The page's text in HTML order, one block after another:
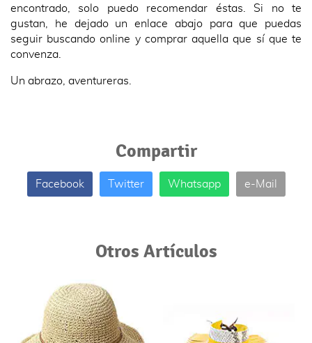
encontrado, solo puedo recomendar éstas. Si no te
gustan, he dejado un enlace abajo para que puedas
seguir buscando online y comprar aquella que sí que te
convenza.
Un abrazo, aventureras.
Otros Artículos
Compartir
Facebook Twitter Whatsapp e-Mail